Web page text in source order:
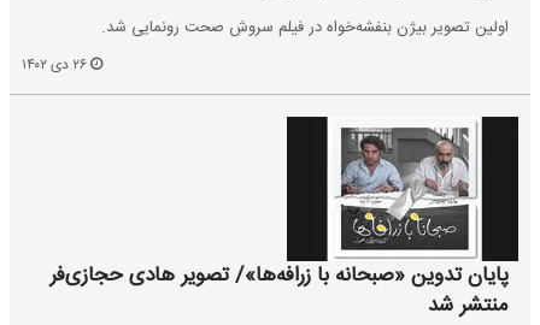
اولین تصویر بیژن بنفشه‌خواه در فیلم سروش صحت رونمایی شد.
پایان تدوین «صبحانه با زرافه‌ها»/ تصویر هادی حجازی‌فر
منتشر شد